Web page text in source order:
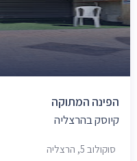
הפינה המתוקה
קיוסק בהרצליה
סוקולוב 5, הרצליה